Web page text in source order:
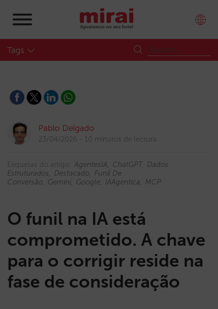
Tags
Pablo Delgado
23/04/2026 10 minutos de lectura
Etiquetas do artigo: AgentesIA ChatGPT
Dados
Estruturados
Destacado
Funil De
Conversão
Gemini Google IAAgentica MCP
O funil na IA está
comprometido. A chave
para o corrigir reside na
fase de consideração